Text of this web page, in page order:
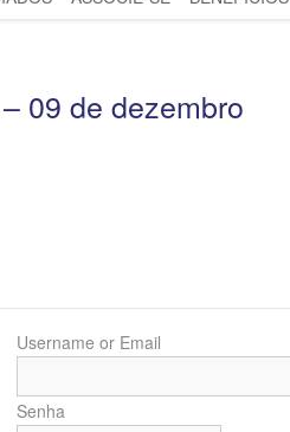
09 de dezembro
Username or Email
Senha